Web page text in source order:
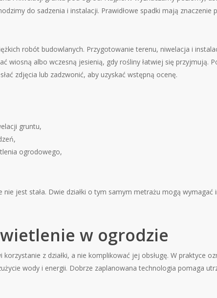
do sadzenia i instalacji. Prawidłowe spadki mają
robót budowlanych. Przygotowanie terenu, niwelacja i
wiosną albo wczesną jesienią, gdy rośliny łatwiej się przyjmują.
zdjęcia lub zadzwonić, aby uzyskać wstępną ocenę.
gruntu,
ogrodowego,
nie jest stała. Dwie działki o tym samym metrażu mogą
w ogrodzie
korzystanie z działki, a nie komplikować jej obsługę. W praktyce
wody i energii. Dobrze zaplanowana technologia pomaga